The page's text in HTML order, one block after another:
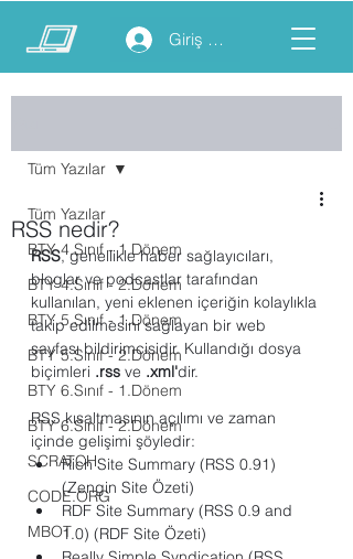
Giriş yap
Tüm Yazılar
BTY 4.Sınıf - 1.Dönem
BTY 4.Sınıf - 2.Dönem
BTY 5.Sınıf - 1.Dönem
BTY 5.Sınıf - 2.Dönem
BTY 6.Sınıf - 1.Dönem
BTY 6.Sınıf - 2.Dönem
SCRATCH
CODE.ORG
MBOT
Tüm Yazılar
RSS nedir?
RSS, genellikle haber sağlayıcıları,
bloglar ve podcastlar tarafından
kullanılan, yeni eklenen içeriğin kolaylıkla
takip edilmesini sağlayan bir web
sayfası bildirimcisidir. Kullandığı dosya
biçimleri .rss ve .xml'dir.
RSS kısaltmasının açılımı ve zaman
içinde gelişimi şöyledir:
Rich Site Summary (RSS 0.91)
(Zengin Site Özeti)
RDF Site Summary (RSS 0.9 and
1.0) (RDF Site Özeti)